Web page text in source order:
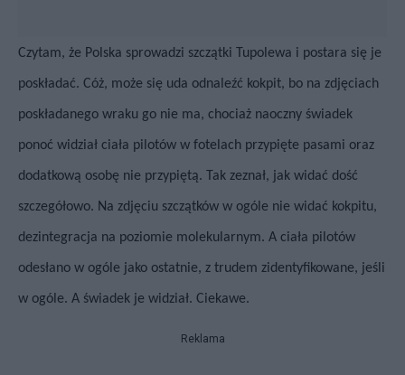
Czytam, że Polska sprowadzi szczątki Tupolewa i postara się je
poskładać. Cóż, może się uda odnaleźć kokpit, bo na zdjęciach
poskładanego wraku go nie ma, chociaż naoczny świadek
ponoć widział ciała pilotów w fotelach przypięte pasami oraz
dodatkową osobę nie przypiętą. Tak zeznał, jak widać dość
szczegółowo. Na zdjęciu szczątków w ogóle nie widać kokpitu,
dezintegracja na poziomie molekularnym. A ciała pilotów
odesłano w ogóle jako ostatnie, z trudem zidentyfikowane, jeśli
w ogóle. A świadek je widział. Ciekawe.
Reklama